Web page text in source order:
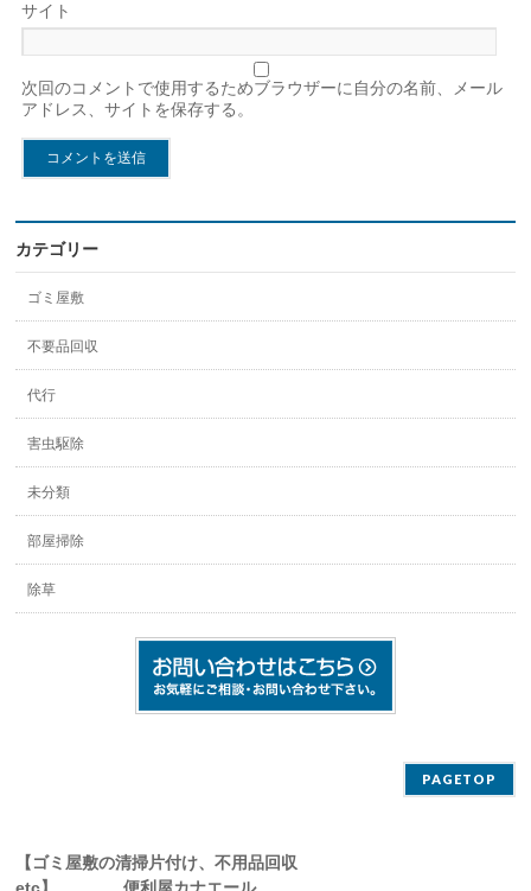
サイト
次回のコメントで使用するためブラウザーに自分の名前、メール
アドレス、サイトを保存する。
カテゴリー
ゴミ屋敷
不要品回収
代行
害虫駆除
未分類
部屋掃除
除草
PAGETOP
【ゴミ屋敷の清掃片付け、不用品回収